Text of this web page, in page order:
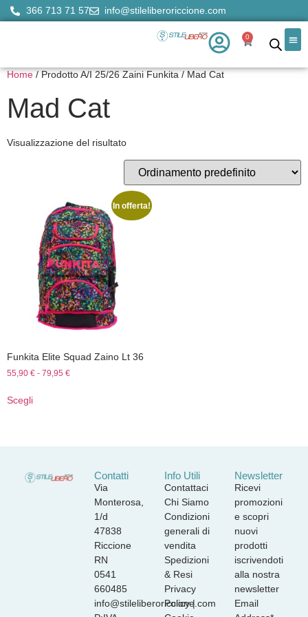
366 713 71 57 info@stileliberoriccione.com
0
Home/ Prodotto A/I 25/26 Zaini Funkita / Mad Cat
Mad Cat
Visualizzazione del risultato
In offerta!
Funkita Elite Squad Zaino Lt 36
55,90 € - 79,95 €
Scegli
Contatti
Via
Monterosa,
1/d
47838
Riccione
RN
0541
660485
info@stileliberoriccione.com
Info Utili
Contattaci
Chi Siamo
Condizioni
generali di
vendita
Spedizioni
& Resi
Privacy
Policy|
Newsletter
Ricevi
promozioni
e scopri
nuovi
prodotti
iscrivendoti
alla nostra
newsletter
Email